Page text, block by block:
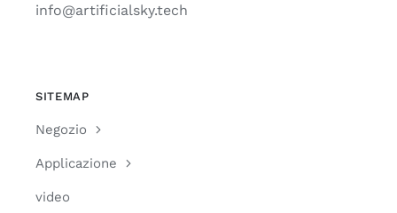
info@artificialsky.tech
SITEMAP
Negozio
Applicazione
video